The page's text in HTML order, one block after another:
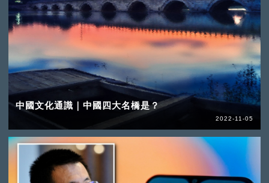
中國文化通識｜中國四大名橋是？
2022-11-05